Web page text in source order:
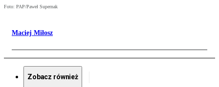
Foto: PAP/Paweł Supernak
Maciej Miłosz
Zobacz również